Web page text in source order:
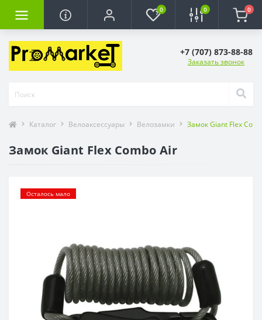
0 0 0
+7 (707) 873-88-88
Заказать звонок
Каталог Велоаксессуары Велозамки Замок Giant Flex
Замок Giant Flex Combo Air
Осталось мало